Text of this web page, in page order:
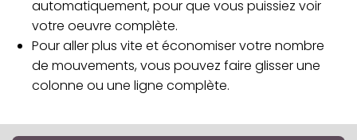
automatiquement, pour que vous puissiez voir
votre oeuvre complète.
Pour aller plus vite et économiser votre nombre
de mouvements, vous pouvez faire glisser une
colonne ou une ligne complète.